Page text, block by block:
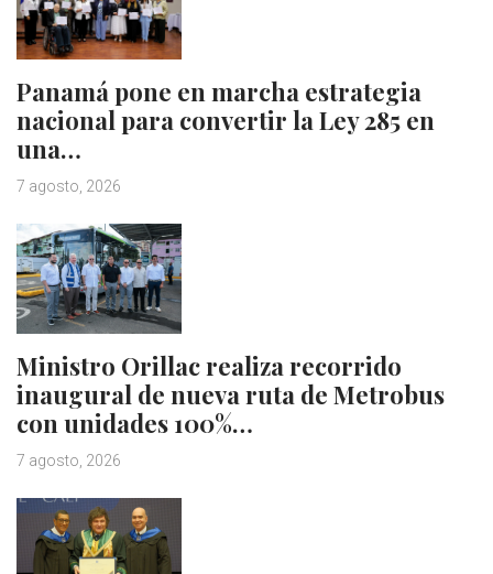
Panamá pone en marcha estrategia
nacional para convertir la Ley 285 en
una…
7 agosto, 2026
Ministro Orillac realiza recorrido
inaugural de nueva ruta de Metrobus
con unidades 100%…
7 agosto, 2026